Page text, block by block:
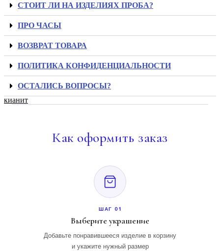
СТОИТ ЛИ НА ИЗДЕЛИЯХ ПРОБА?
ПРО ЧАСЫ
ВОЗВРАТ ТОВАРА
ПОЛИТИКА КОНФИДЕНЦИАЛЬНОСТИ
ОСТАЛИСЬ ВОПРОСЫ?
кианит
Как оформить заказ
ШАГ 01
Выберите украшение
Добавьте понравившееся изделие в корзину
и укажите нужный размер